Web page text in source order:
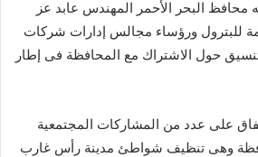
محافظ البحر الأحمر المهندس عابد عز
للبترول ورؤساء مجالس إدارات شركات
حول الاشتراك مع المحافظة فى إطار
على عدد من المشاركات المجتمعية
وهى تنظيف شواطئ مدينة رأس غارب